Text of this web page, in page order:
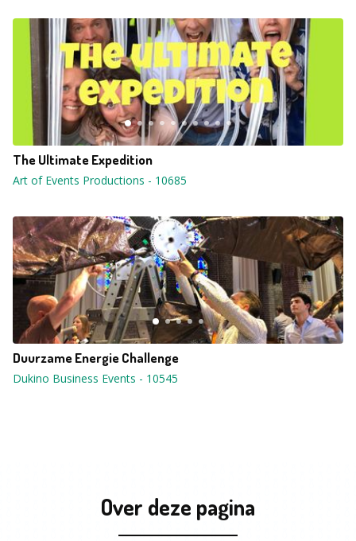
The Ultimate Expedition
Art of Events Productions - 10685
Duurzame Energie Challenge
Dukino Business Events - 10545
Over deze pagina